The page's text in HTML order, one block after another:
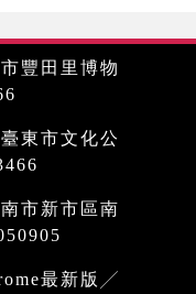
豐田里博物
東市文化公
市新市區南
最新版╱